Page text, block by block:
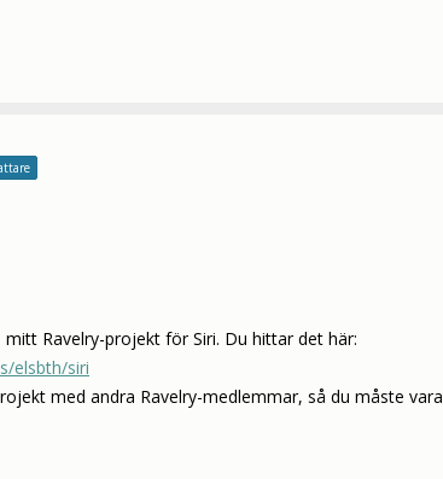
mitt Ravelry-projekt för Siri. Du hittar det här:
elsbth/siri
med andra Ravelry-medlemmar, så du måste vara